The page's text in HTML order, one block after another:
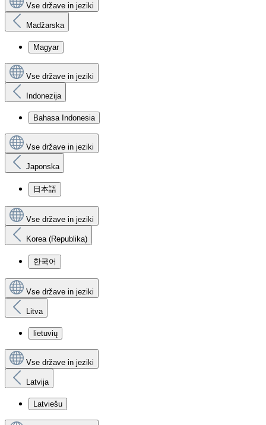
Vse države in jeziki
Madžarska
Magyar
Vse države in jeziki
Indonezija
Bahasa Indonesia
Vse države in jeziki
Japonska
日本語
Vse države in jeziki
Korea (Republika)
한국어
Vse države in jeziki
Litva
lietuvių
Vse države in jeziki
Latvija
Latviešu